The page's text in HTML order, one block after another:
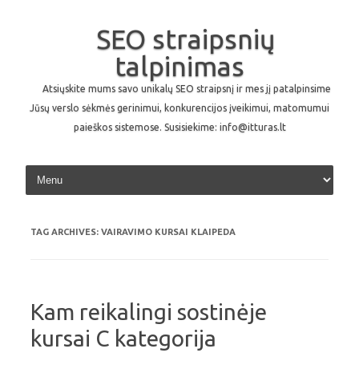
SEO straipsnių
talpinimas
Atsiųskite mums savo unikalų SEO straipsnį ir mes jį patalpinsime
Jūsų verslo sėkmės gerinimui, konkurencijos įveikimui, matomumui
paieškos sistemose. Susisiekime: info@itturas.lt
Skip to content
TAG ARCHIVES: VAIRAVIMO KURSAI KLAIPEDA
Kam reikalingi sostinėje
kursai C kategorija